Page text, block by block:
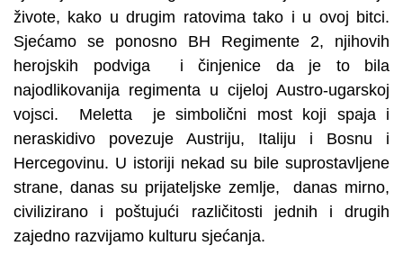
živote, kako u drugim ratovima tako i u ovoj bitci.
Sjećamo se ponosno BH Regimente 2, njihovih
herojskih podviga i činjenice da je to bila
najodlikovanija regimenta u cijeloj Austro-ugarskoj
vojsci. Meletta je simbolični most koji spaja i
neraskidivo povezuje Austriju, Italiju i Bosnu i
Hercegovinu. U istoriji nekad su bile suprostavljene
strane, danas su prijateljske zemlje, danas mirno,
civilizirano i poštujući različitosti jednih i drugih
zajedno razvijamo kulturu sjećanja.